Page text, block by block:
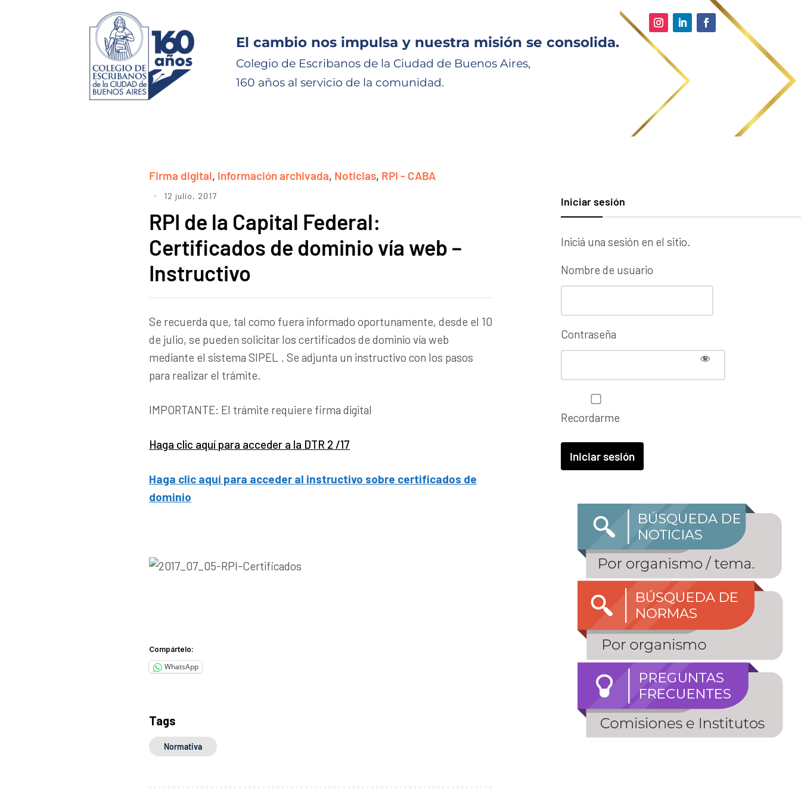
El cambio nos impulsa y nuestra misión se consolida.
Colegio de Escribanos de la Ciudad de Buenos Aires,
160 años al servicio de la comunidad.
Firma digital, información archivada, Noticias, RPI - CABA
12 julio, 2017
RPI de la Capital Federal:
Certificados de dominio vía web –
Instructivo
Se recuerda que, tal como fuera informado oportunamente, desde el 10
de julio, se pueden solicitar los certificados de dominio vía web
mediante el sistema SIPEL . Se adjunta un instructivo con los pasos
para realizar el trámite.
IMPORTANTE: El trámite requiere firma digital
Haga clic aquí para acceder a la DTR 2 /17
Haga clic aquí para acceder al instructivo sobre certificados de
dominio
Compártelo:
WhatsApp
Tags
Normativa
Iniciar sesión
Iniciá una sesión en el sitio.
Nombre de usuario
Contraseña
Recordarme